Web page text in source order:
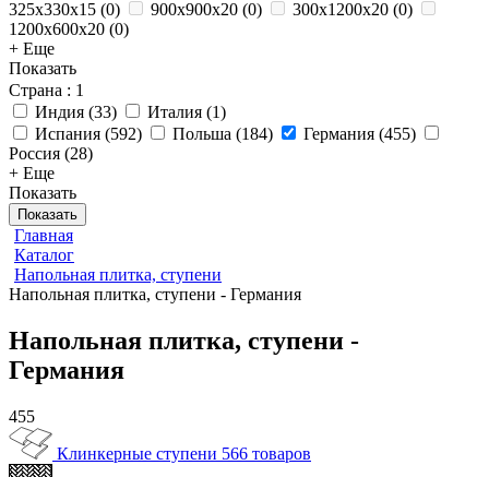
325x330x15 (0) 900x900x20 (0) 300x1200x20 (0)
1200x600x20 (0)
+ Еще
Показать
Страна : 1
Индия (33) Италия (1)
Испания (592) Польша (184) Германия (455)
Россия (28)
+ Еще
Показать
Показать
Главная
Каталог
Напольная плитка, ступени
Напольная плитка, ступени - Германия
Напольная плитка, ступени -
Германия
455
Клинкерные ступени 566 товаров